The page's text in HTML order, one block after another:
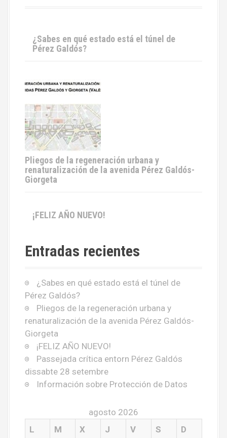
¿Sabes en qué estado está el túnel de
Pérez Galdós?
Pliegos de la regeneración urbana y
renaturalización de la avenida Pérez Galdós-
Giorgeta
¡FELIZ AÑO NUEVO!
Entradas recientes
¿Sabes en qué estado está el túnel de
Pérez Galdós?
Pliegos de la regeneración urbana y
renaturalización de la avenida Pérez Galdós-
Giorgeta
¡FELIZ AÑO NUEVO!
Passejada crítica entorn Pérez Galdós
dissabte 28 setembre
Información sobre Protección de Datos
agosto 2026
L
M X J V S D